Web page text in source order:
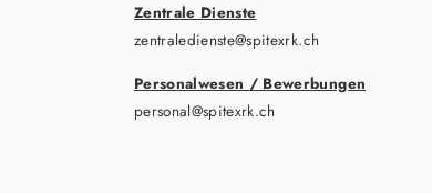
Zentrale Dienste
zentraledienste@spitexrk.ch
Personalwesen / Bewerbungen
personal@spitexrk.ch